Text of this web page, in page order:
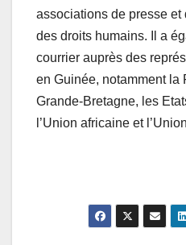
associations de presse
des droits humains. Il a
courrier auprès des
en Guinée, notamment la
Grande-Bretagne, les
l’Union africaine et